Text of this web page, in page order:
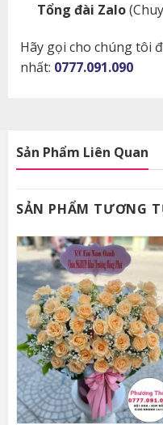
Tổng đài Zalo
Hãy gọi cho chúng tôi
nhất: 0777.091.090
Sản Phẩm Liên Quan
SẢN PHẨM TƯƠNG